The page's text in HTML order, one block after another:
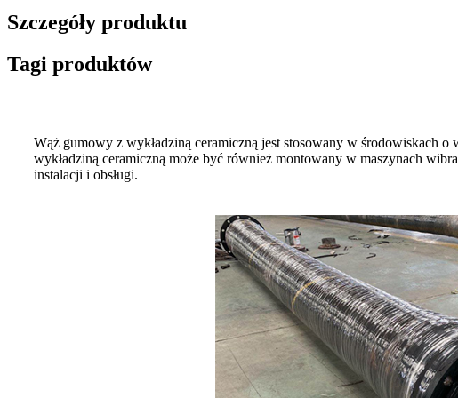
Szczegóły produktu
Tagi produktów
Wąż gumowy z wykładziną ceramiczną jest stosowany w środowiskach
wykładziną ceramiczną może być również montowany w maszynach
instalacji i obsługi.